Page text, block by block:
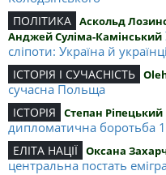
ПОЛІТИКА Аскольд
Анджей Суліма-Камінський
сліпоти: Україна й
ІСТОРІЯ І СУЧАСНІСТЬ
сучасна Польща
ІСТОРІЯ Степан Ріпецький
дипломатична боротьба
ЕЛІТА НАЦІЇ Оксана
центральна постать